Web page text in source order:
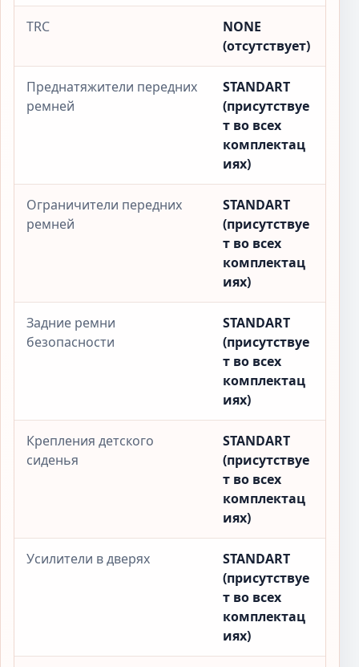
TRC
NONE
(отсутствует)
Преднатяжители передних
ремней
STANDART
(присутствуе
т во всех
комплектац
иях)
Ограничители передних
ремней
STANDART
(присутствуе
т во всех
комплектац
иях)
Задние ремни
безопасности
STANDART
(присутствуе
т во всех
комплектац
иях)
Крепления детского
сиденья
STANDART
(присутствуе
т во всех
комплектац
иях)
Усилители в дверях
STANDART
(присутствуе
т во всех
комплектац
иях)